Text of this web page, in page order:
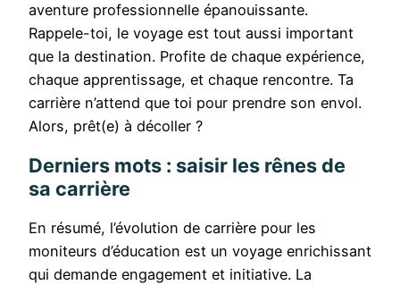
aventure professionnelle épanouissante.
Rappele-toi, le voyage est tout aussi important
que la destination. Profite de chaque expérience,
chaque apprentissage, et chaque rencontre. Ta
carrière n’attend que toi pour prendre son envol.
Alors, prêt(e) à décoller ?
Derniers mots : saisir les rênes de
sa carrière
En résumé, l’évolution de carrière pour les
moniteurs d’éducation est un voyage enrichissant
qui demande engagement et initiative. La